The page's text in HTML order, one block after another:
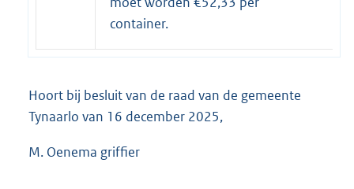
container.
Hoort bij besluit van de raad van de gemeente
Tynaarlo van 16 december 2025,
M. Oenema griffier